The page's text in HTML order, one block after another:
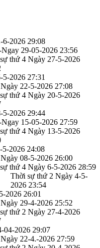
6-2026 29:08
29-05-2026 23:56
thứ 4 Ngày 27-5-2026
5-2026 27:31
22-5-2026 27:08
thứ 4 Ngày 20-5-2026
5-2026 29:44
15-05-2026 27:59
thứ 4 Ngày 13-5-2026
5-2026 24:08
08-5-2026 26:00
thứ 4 Ngày 6-5-2026 28:59
Thời sự thứ 2 Ngày 4-5-
2026 23:54
2026 26:01
29-4-2026 25:52
thứ 2 Ngày 27-4-2026
04-2026 29:07
22-4.-2026 27:59